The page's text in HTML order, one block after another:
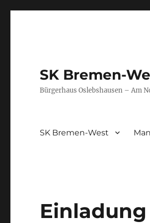
SK Bremen-
Bürgerhaus Oslebshausen – Am
SK Bremen-West